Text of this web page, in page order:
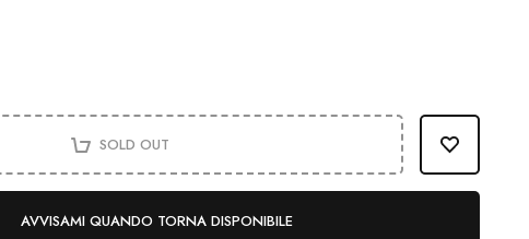
SOLD OUT
AVVISAMI QUANDO TORNA DISPONIBILE